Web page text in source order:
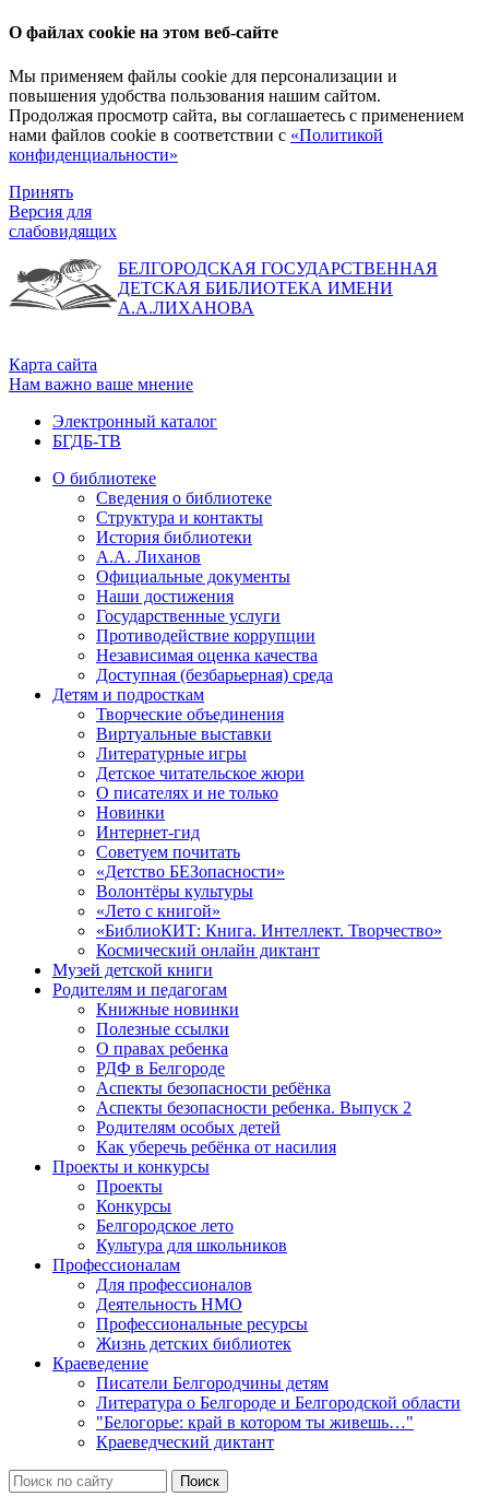
О файлах cookie на этом веб-сайте
Мы применяем файлы cookie для персонализации и
повышения удобства пользования нашим сайтом.
Продолжая просмотр сайта, вы соглашаетесь с применением
нами файлов cookie в соответствии с «Политикой
конфиденциальности»
Принять
Версия для
слабовидящих
БЕЛГОРОДСКАЯ ГОСУДАРСТВЕННАЯ
ДЕТСКАЯ БИБЛИОТЕКА ИМЕНИ
А.А.ЛИХАНОВА
Карта сайта
Нам важно ваше мнение
Электронный каталог
БГДБ-ТВ
О библиотеке
Сведения о библиотеке
Структура и контакты
История библиотеки
А.А. Лиханов
Официальные документы
Наши достижения
Государственные услуги
Противодействие коррупции
Независимая оценка качества
Доступная (безбарьерная) среда
Детям и подросткам
Творческие объединения
Виртуальные выставки
Литературные игры
Детское читательское жюри
О писателях и не только
Новинки
Интернет-гид
Советуем почитать
«Детство БЕЗопасности»
Волонтёры культуры
«Лето с книгой»
«БиблиоКИТ: Книга. Интеллект. Творчество»
Космический онлайн диктант
Музей детской книги
Родителям и педагогам
Книжные новинки
Полезные ссылки
О правах ребенка
РДФ в Белгороде
Аспекты безопасности ребёнка
Аспекты безопасности ребенка. Выпуск 2
Родителям особых детей
Как уберечь ребёнка от насилия
Проекты и конкурсы
Проекты
Конкурсы
Белгородское лето
Культура для школьников
Профессионалам
Для профессионалов
Деятельность НМО
Профессиональные ресурсы
Жизнь детских библиотек
Краеведение
Писатели Белгородчины детям
Литература о Белгороде и Белгородской области
"Белогорье: край в котором ты живешь…"
Краеведческий диктант